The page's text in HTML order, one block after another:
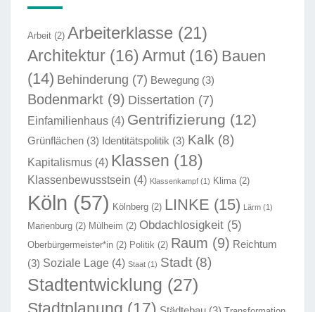
Arbeit (2) Arbeiterklasse (21)
Architektur (16) Armut (16) Bauen
(14) Behinderung (7) Bewegung (3)
Bodenmarkt (9) Dissertation (7)
Einfamilienhaus (4) Gentrifizierung (12)
Grünflächen (3) Identitätspolitik (3) Kalk (8)
Kapitalismus (4) Klassen (18)
Klassenbewusstsein (4) Klassenkampf (1) Klima(2)
Köln (57) Kölnberg (2) LINKE (15) Lärm (1)
Marienburg (2) Mülheim (2) Obdachlosigkeit (5)
Oberbürgermeister*in (2) Politik (2) Raum (9) Reichtum
(3) Soziale Lage (4) Staat (1) Stadt (8)
Stadtentwicklung (27)